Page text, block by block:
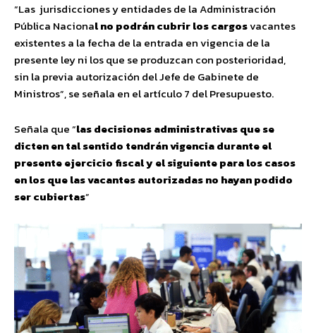
“Las jurisdicciones y entidades de la Administración
Pública Nacional no podrán cubrir los cargosvacantes
existentes a la fecha de la entrada en vigencia de la
presente ley ni los que se produzcan con posterioridad,
sin la previa autorización del Jefe de Gabinete de
Ministros”, se señala en el artículo 7 del Presupuesto.
Señala que “las decisiones administrativas que se
dicten en tal sentido tendrán vigencia durante el
presente ejercicio fiscal y el siguiente para los casos
en los que las vacantes autorizadas no hayan podido
ser cubiertas”